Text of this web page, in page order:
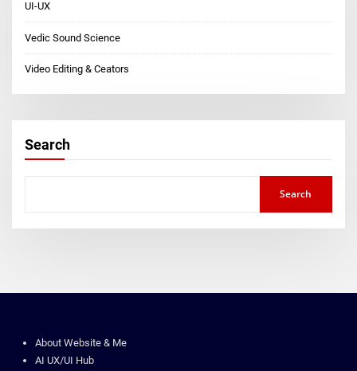
UI-UX
Vedic Sound Science
Video Editing & Ceators
Search
Search
About Website & Me
AI UX/UI Hub